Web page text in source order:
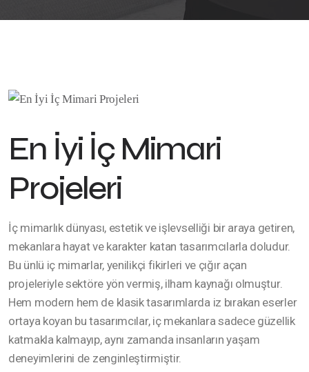
En İyi İç Mimari
Projeleri
İç mimarlık dünyası, estetik ve işlevselliği bir araya getiren,
mekanlara hayat ve karakter katan tasarımcılarla doludur.
Bu ünlü iç mimarlar, yenilikçi fikirleri ve çığır açan
projeleriyle sektöre yön vermiş, ilham kaynağı olmuştur.
Hem modern hem de klasik tasarımlarda iz bırakan eserler
ortaya koyan bu tasarımcılar, iç mekanlara sadece güzellik
katmakla kalmayıp, aynı zamanda insanların yaşam
deneyimlerini de zenginleştirmiştir.